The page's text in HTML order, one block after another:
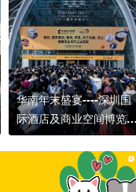
激荡二十载，
品餐饮博览会
华南年末盛宴----深圳国
际酒店及商业空间博览
会，赋能粤港澳产业升
新征程